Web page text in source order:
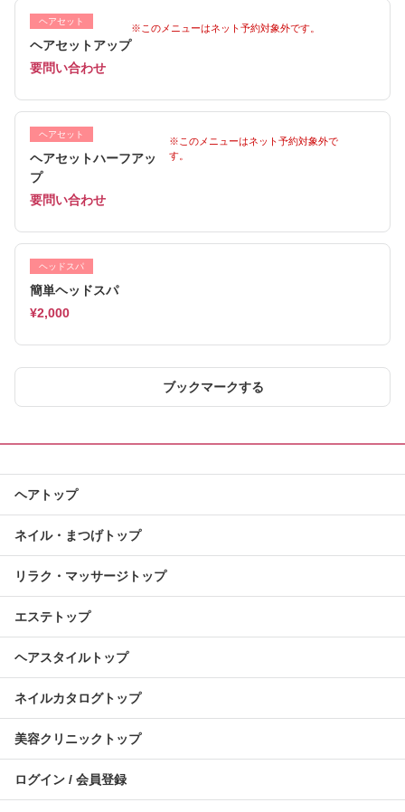
ヘアセット
ヘアセットアップ
要問い合わせ
※このメニューはネット予約対象外です。
ヘアセット
ヘアセットハーフアッ
プ
要問い合わせ
※このメニューはネット予約対象外で
す。
ヘッドスパ
簡単ヘッドスパ
¥2,000
ブックマークする
ヘアトップ
ネイル・まつげトップ
リラク・マッサージトップ
エステトップ
ヘアスタイルトップ
ネイルカタログトップ
美容クリニックトップ
ログイン / 会員登録